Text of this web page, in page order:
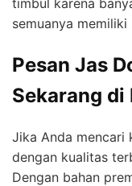
semuanya
Pesan Jas
Sekarang di
Jika Anda mencari
dengan kualitas
Dengan bahan